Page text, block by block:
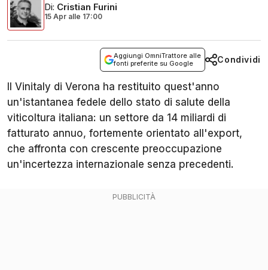
Di: Cristian Furini
15 Apr alle 17:00
Aggiungi OmniTrattore alle
fonti preferite su Google
Condividi
Il Vinitaly di Verona ha restituito quest'anno
un'istantanea fedele dello stato di salute della
viticoltura italiana: un settore da 14 miliardi di
fatturato annuo, fortemente orientato all'export,
che affronta con crescente preoccupazione
un'incertezza internazionale senza precedenti.